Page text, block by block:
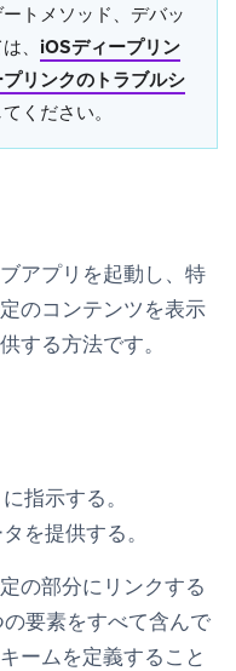
トメソッド、デバッ
、 iOSディープリン
リンクのトラブルシ
ください。
アプリを起動し、特
のコンテンツを表示
する方法です。
指示する。
を提供する。
の部分にリンクする
要素をすべて含んで
ームを定義すること